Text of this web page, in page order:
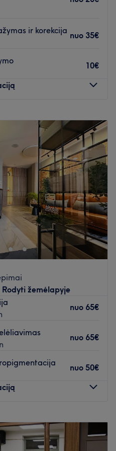
ir korekcija
nuo 35€
10€
09:30 –19:00
09:30
19:00
09:30–19:00
09:30–19:00
09:30–19:00
Uždaryta
Nr. 4 iš užkilkite į antrąjį
profilį
Rodyti žemėlapyje
nuo 65€
nuo 65€
nuo 50€
10:00
10:00–
17:00